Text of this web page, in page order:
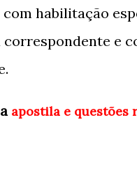
com habilitação
e
apostila e questões